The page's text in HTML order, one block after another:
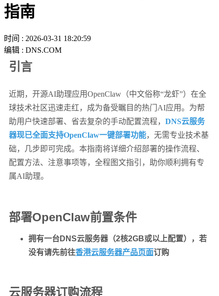
指南
时间 : 2026-03-31 18:20:59
编辑 : DNS.COM
引言
近期，开源AI助理应用OpenClaw（中文俗称“龙虾”）在全
球技术社区迅速走红，成为备受瞩目的热门AI应用。为帮
助用户快速部署、省去复杂的手动配置流程， DNS云服务
器现已全面支持OpenClaw一键部署功能，无需专业技术基
础，几步即可完成。本指南将详细介绍部署的操作流程、
配置方法、注意事项等，全程图文指引，助你顺利拥有专
属AI助理。
部署OpenClaw前置条件
拥有一台DNS云服务器（2核2GB或以上配置），若
没有请先前往香港云服务器产品页面订购
云服务器订购流程